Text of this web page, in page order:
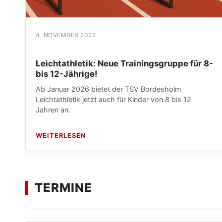
4. NOVEMBER 2025
Leichtathletik: Neue Trainingsgruppe für 8-
bis 12-Jährige!
Ab Januar 2026 bietet der TSV Bordesholm
Leichtathletik jetzt auch für Kinder von 8 bis 12
Jahren an.
WEITERLESEN
TERMINE